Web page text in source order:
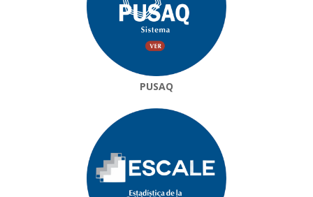
PUSAQ